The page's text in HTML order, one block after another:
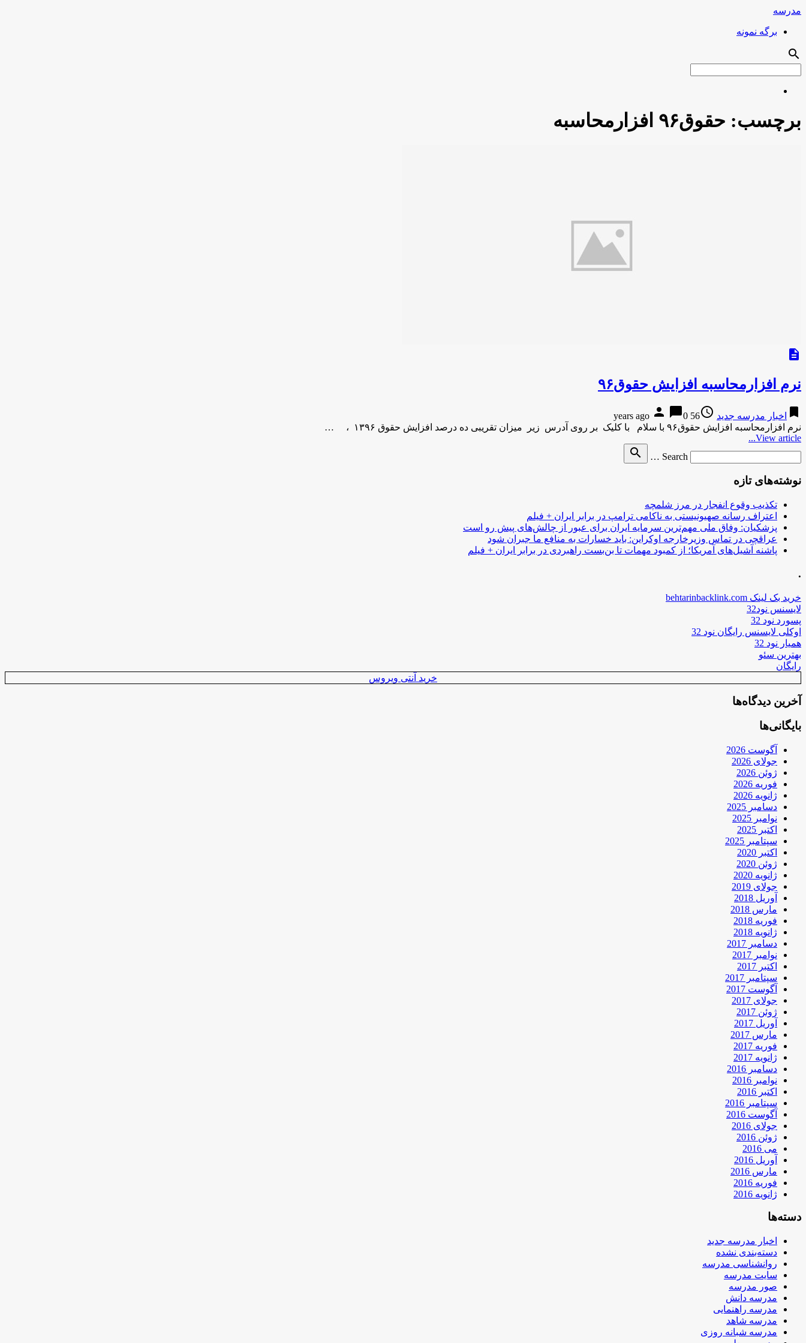
مدرسه
برگه نمونه
search
برچسب: حقوق۹۶ افزارمحاسبه
description
نرم افزارمحاسبه افزایش حقوق۹۶
bookmark اخبار مدرسه جدید access_time
56 years ago
person chat_bubble0
نرم افزارمحاسبه افزایش حقوق۹۶ با سلام با کلیک بر روی آدرس زیر میزان تقریبی ده درصد افزایش حقوق ۱۳۹۶ ، …
View article...
Search …
search
نوشته‌های تازه
تکذیب وقوع انفجار در مرز شلمچه
اعتراف رسانه صهیونیستی به ناکامی ترامپ در برابر ایران + فیلم
پزشکیان: وفاق ملی مهم‌ترین سرمایه ایران برای عبور از چالش‌های پیش رو است
عراقچی در تماس وزیرخارجه اوکراین: باید خسارات به منافع ما جبران شود
پاشنه آشیل‌های آمریکا؛ از کمبود مهمات تا بن‌بست راهبردی در برابر ایران + فیلم
.
خرید بک لینک behtarinbacklink.com
لایسنس نود32
پسورد نود 32
اوکلی لایسنس رایگان نود 32
همیار نود 32
بهترین سئو
رایگان
خرید آنتی ویروس
آخرین دیدگاه‌ها
بایگانی‌ها
آگوست 2026
جولای 2026
ژوئن 2026
فوریه 2026
ژانویه 2026
دسامبر 2025
نوامبر 2025
اکتبر 2025
سپتامبر 2025
اکتبر 2020
ژوئن 2020
ژانویه 2020
جولای 2019
آوریل 2018
مارس 2018
فوریه 2018
ژانویه 2018
دسامبر 2017
نوامبر 2017
اکتبر 2017
سپتامبر 2017
آگوست 2017
جولای 2017
ژوئن 2017
آوریل 2017
مارس 2017
فوریه 2017
ژانویه 2017
دسامبر 2016
نوامبر 2016
اکتبر 2016
سپتامبر 2016
آگوست 2016
جولای 2016
ژوئن 2016
می 2016
آوریل 2016
مارس 2016
فوریه 2016
ژانویه 2016
دسته‌ها
اخبار مدرسه جدید
دسته‌بندی نشده
روانشناسی مدرسه
سایت مدرسه
صور مدرسه
مدرسه دانش
مدرسه راهنمایی
مدرسه شاهد
مدرسه شبانه روزی